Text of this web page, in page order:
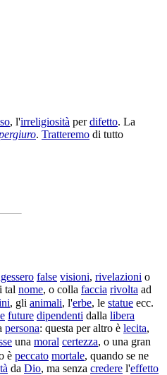
, l'irreligiosità perdifetto. La
. Tratteremo di tutto
false visioni, rivelazioni o
tal nome, o colla faccia rivolta ad
, gli animali, l'erbe, le statue ecc.
future dipendenti dalla libera
persona: questa per altro è lecita,
una moral certezza, o una gran
è peccato mortale, quando se ne
da Dio, ma senza credere l'effetto